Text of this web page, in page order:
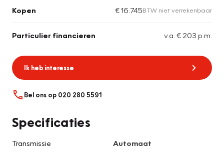
Kopen € 16.745BTW niet verrekenbaar
Particulier financieren v.a. € 203 p.m.
Ik heb interesse
Bel ons op 020 280 5591
Specificaties
Transmissie
Automaat